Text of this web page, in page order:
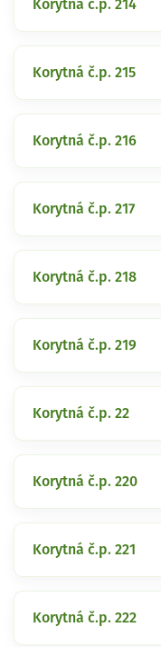
Korytná č.p. 214
Korytná č.p. 215
Korytná č.p. 216
Korytná č.p. 217
Korytná č.p. 218
Korytná č.p. 219
Korytná č.p. 22
Korytná č.p. 220
Korytná č.p. 221
Korytná č.p. 222